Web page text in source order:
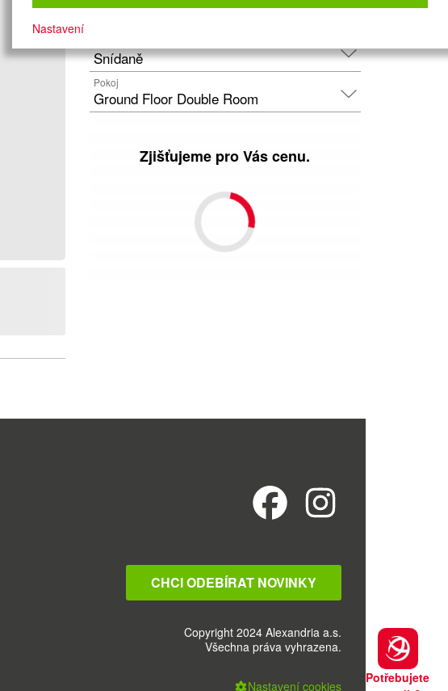
Potřebujete
Nastavení
Snídaně
Pokoj
Ground Floor Double Room
Zjišťujeme pro Vás cenu.
CHCI ODEBÍRAT NOVINKY
Copyright 2024 Alexandria a.s.
Všechna práva vyhrazena.
Nastavení cookies